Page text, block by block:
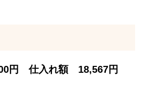
円 仕入れ額 18,567円